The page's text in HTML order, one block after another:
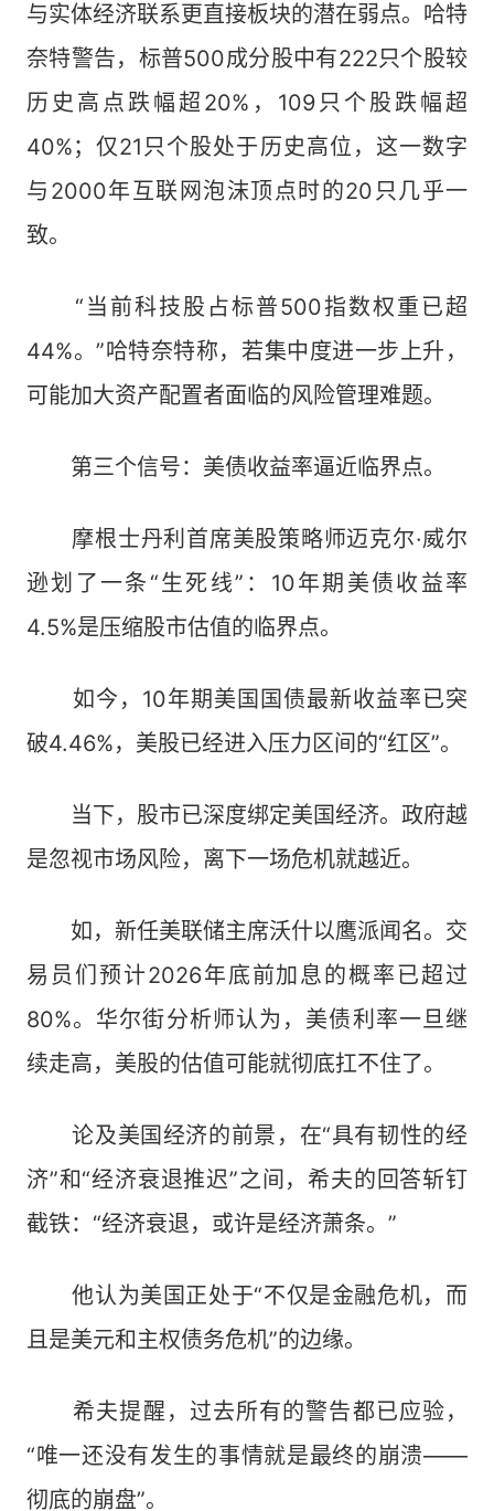
与实体经济联系更直接板块的潜在弱点。哈特
奈特警告，标普500成分股中有222只个股较
历史高点跌幅超20%，109只个股跌幅超
40%；仅21只个股处于历史高位，这一数字
与2000年互联网泡沫顶点时的20只几乎一
致。
“当前科技股占标普500指数权重已超
44%。”哈特奈特称，若集中度进一步上升，
可能加大资产配置者面临的风险管理难题。
第三个信号：美债收益率逼近临界点。
摩根士丹利首席美股策略师迈克尔·威尔
逊划了一条“生死线”：10年期美债收益率
4.5%是压缩股市估值的临界点。
如今，10年期美国国债最新收益率已突
破4.46%，美股已经进入压力区间的“红区”。
当下，股市已深度绑定美国经济。政府越
是忽视市场风险，离下一场危机就越近。
如，新任美联储主席沃什以鹰派闻名。交
易员们预计2026年底前加息的概率已超过
80%。华尔街分析师认为，美债利率一旦继
续走高，美股的估值可能就彻底扛不住了。
论及美国经济的前景，在“具有韧性的经
济”和“经济衰退推迟”之间，希夫的回答斩钉
截铁：“经济衰退，或许是经济萧条。”
他认为美国正处于“不仅是金融危机，而
且是美元和主权债务危机”的边缘。
希夫提醒，过去所有的警告都已应验，
“唯一还没有发生的事情就是最终的崩溃——
彻底的崩盘”。